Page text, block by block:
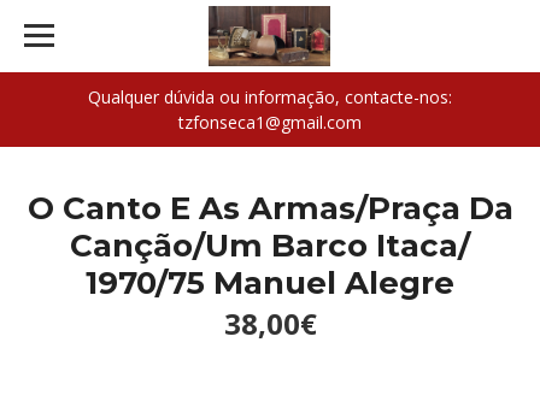
Qualquer dúvida ou informação, contacte-nos:
tzfonseca1@gmail.com
O Canto E As Armas/Praça Da
Canção/Um Barco Itaca/
1970/75 Manuel Alegre
38,00€